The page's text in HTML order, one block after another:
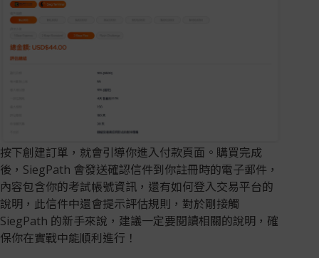
按下創建訂單，就會引導你進入付款頁面。購買完成
後，SiegPath 會發送確認信件到你註冊時的電子郵件，
內容包含你的考試帳號資訊，還有如何登入交易平台的
說明，此信件中還會提示評估規則，對於剛接觸
SiegPath 的新手來說，建議一定要閱讀相關的說明，確
保你在實戰中能順利進行！